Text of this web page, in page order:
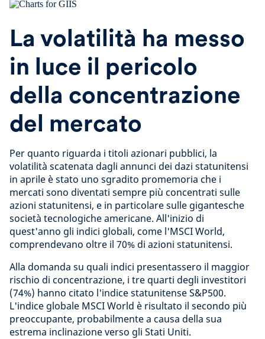
La volatilità ha messo
in luce il pericolo
della concentrazione
del mercato
Per quanto riguarda i titoli azionari pubblici, la
volatilità scatenata dagli annunci dei dazi statunitensi
in aprile è stato uno sgradito promemoria che i
mercati sono diventati sempre più concentrati sulle
azioni statunitensi, e in particolare sulle gigantesche
società tecnologiche americane. All'inizio di
quest'anno gli indici globali, come l'MSCI World,
comprendevano oltre il 70% di azioni statunitensi.
Alla domanda su quali indici presentassero il maggior
rischio di concentrazione, i tre quarti degli investitori
(74%) hanno citato l'indice statunitense S&P500.
L'indice globale MSCI World è risultato il secondo più
preoccupante, probabilmente a causa della sua
estrema inclinazione verso gli Stati Uniti.